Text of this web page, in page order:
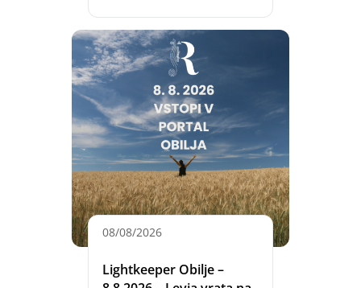
08/08/2026
Lightkeeper Obilje –